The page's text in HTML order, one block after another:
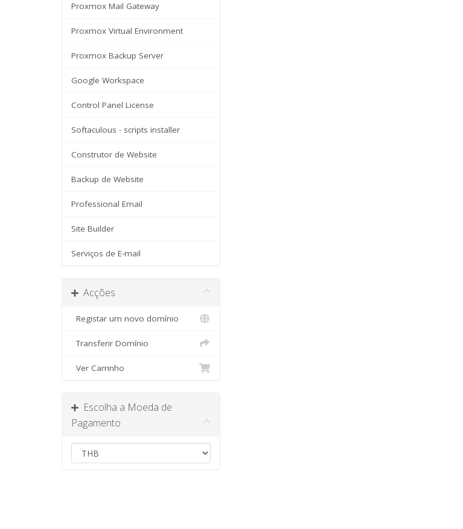
Proxmox Mail Gateway
Proxmox Virtual Environment
Proxmox Backup Server
Google Workspace
Control Panel License
Softaculous - scripts installer
Construtor de Website
Backup de Website
Professional Email
Site Builder
Serviços de E-mail
Acções
Registar um novo domínio
Transferir Domínio
Ver Carrinho
Escolha a Moeda de
Pagamento